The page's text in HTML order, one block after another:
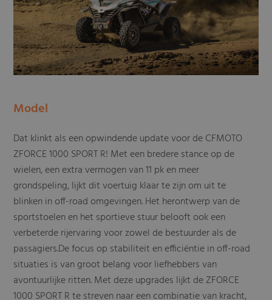
Model
Dat klinkt als een opwindende update voor de CFMOTO
ZFORCE 1000 SPORT R! Met een bredere stance op de
wielen, een extra vermogen van 11 pk en meer
grondspeling, lijkt dit voertuig klaar te zijn om uit te
blinken in off-road omgevingen. Het herontwerp van de
sportstoelen en het sportieve stuur belooft ook een
verbeterde rijervaring voor zowel de bestuurder als de
passagiers.De focus op stabiliteit en efficiëntie in off-road
situaties is van groot belang voor liefhebbers van
avontuurlijke ritten. Met deze upgrades lijkt de ZFORCE
1000 SPORT R te streven naar een combinatie van kracht,